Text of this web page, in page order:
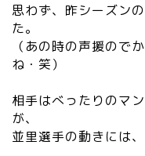
思わず、昨シーズン
た。
（あの時の声援ので
ね・笑）
相手はべったりのマ
が、
並里選手の動きには